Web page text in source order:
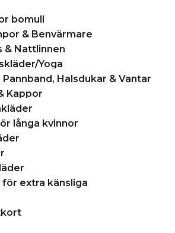
bomull
& Benvärmare
& Nattlinnen
Yoga
Pannband, Halsdukar & Vantar
Kappor
långa kvinnor
för extra känsliga